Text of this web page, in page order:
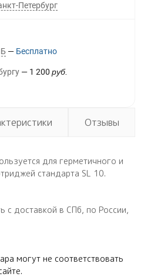
Петербург
Бесплатно
1 200 руб.
Отзывы
для герметичного и
стандарта SL 10.
с доставкой в СПб, по России,
могут не соответствовать